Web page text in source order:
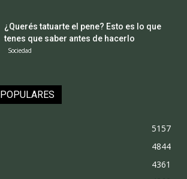
¿Querés tatuarte el pene? Esto es lo que
tenes que saber antes de hacerlo
Sociedad
5157
4844
4361